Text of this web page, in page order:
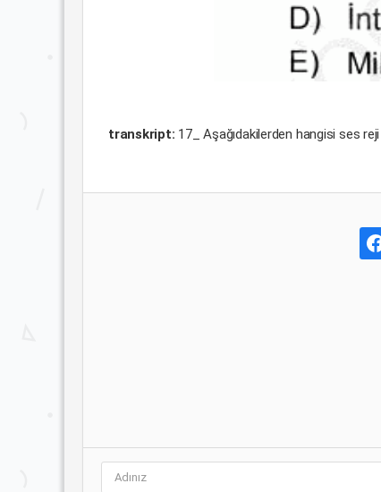
transkript: 17_ Aşağıdakilerden hangisi ses